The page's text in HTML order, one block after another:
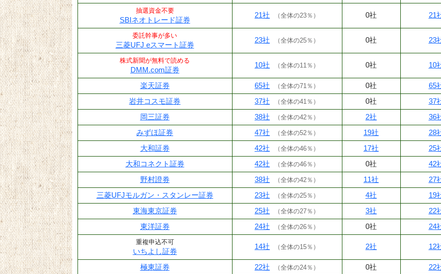
抽選資金不要
SBIネオトレード証券
21社 （全体の23％ ） 0社 21
委託幹事が多い
三菱UFJ eスマート証券
23社 （全体の25％ ） 0社 23
株式新聞が無料で読める
DMM.com証券
10社 （全体の11％ ） 0社 10
楽天証券 65社 （全体の71％ ） 0社 65
岩井コスモ証券
37社 （全体の41％ ） 0社 37
岡三証券
38社 （全体の42％ ） 2社 36
みずほ証券
47社 （全体の52％ ） 19社 28
大和証券
42社 （全体の46％ ） 17社 25
大和コネクト証券
42社 （全体の46％ ） 0社 42
野村證券
38社 （全体の42％ ） 11社 27
三菱UFJモルガン・スタンレー証券
23社 （全体の25％ ） 4社 19
東海東京証券
25社 （全体の27％ ） 3社 22
東洋証券
24社 （全体の26％ ） 0社 24
重複申込不可
いちよし証券
14社 （全体の15％ ） 2社 12
極東証券 22社 （全体の24％ ） 0社 22